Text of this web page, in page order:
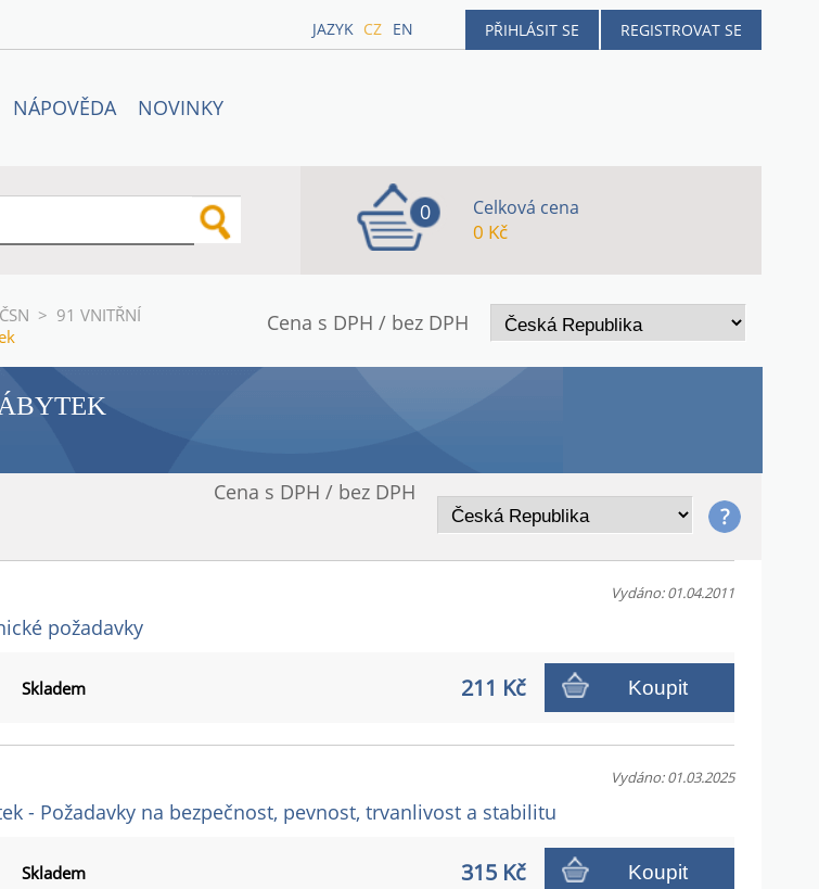
PŘIHLÁSIT SE REGISTROVAT SE
JAZYK CZ EN
NÁPOVĚDA NOVINKY
0 Celková cena
0 Kč
Cena s DPH / bez DPH
> 91 VNITŘNÍ
Cena s DPH / bez DPH
požadavky
Vydáno: 01.04.2011
Skladem 211 Kč Koupit
- Požadavky na bezpečnost, pevnost, trvanlivost a stabilitu
Vydáno: 01.03.2025
Skladem 315 Kč Koupit